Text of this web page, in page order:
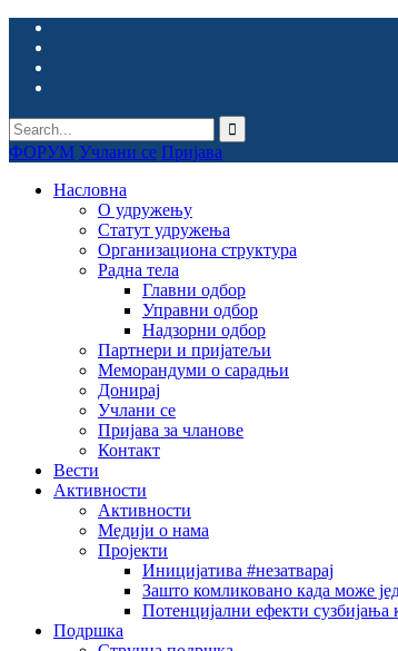
ФОРУМ Учлани се Пријава
Насловна
О удружењу
Статут удружења
Организациона структура
Радна тела
Главни одбор
Управни одбор
Надзорни одбор
Партнери и пријатељи
Меморандуми о сарадњи
Донирај
Учлани се
Пријава за чланове
Контакт
Вести
Активности
Активности
Медији о нама
Пројекти
Иницијатива #незатварај
Зашто комликовано када може
Потенцијални ефекти сузбијања
Подршка